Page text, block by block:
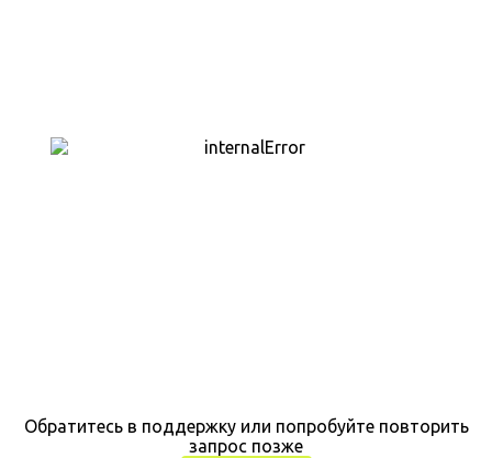
Обратитесь в поддержку или попробуйте повторить
запрос позже